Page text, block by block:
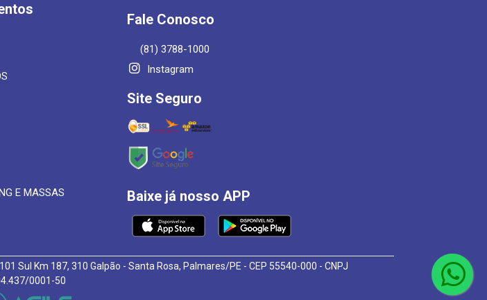
E MASSAS
Fale Conosco
(81) 3788-1000
Instagram
Site Seguro
Baixe já nosso APP
Sul Km 187, 310 Galpão - Santa Rosa, Palmares/PE - CEP 55540-000 - CNPJ
0001-50